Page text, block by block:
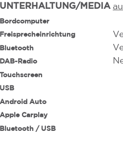
UNTERHALTUNG/MEDIA
Bordcomputer
Freisprecheinrichtung
Bluetooth
DAB-Radio
Touchscreen
USB
Android Auto
Apple Carplay
Bluetooth / USB